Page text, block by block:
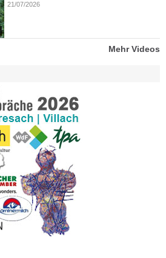
21/07/2026
Mehr Videos